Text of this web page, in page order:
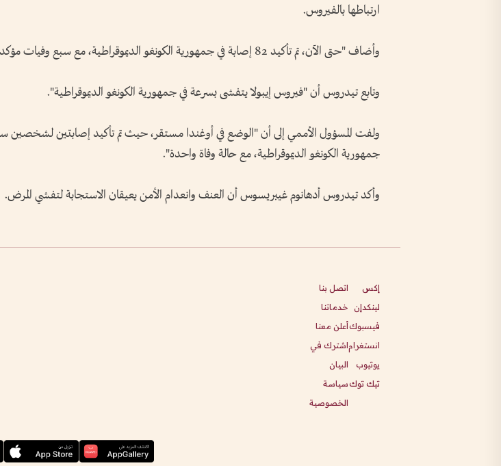
ارتباطها بالفيروس.
وأضاف "حتى الآن، تم تأكيد 82 إصابة في جمهورية الكونغو الديموقراطية، مع سبع وفيات مؤكدة".
وتابع تيدروس أن "فيروس إيبولا يتفشى بسرعة في جمهورية الكونغو الديموقراطية".
ولفت المسؤول الأممي إلى أن "الوضع في أوغندا مستقر، حيث تم تأكيد إصابتين لشخصين
جمهورية الكونغو الديموقراطية، مع حالة وفاة واحدة".
وأكد تيدروس أدهانوم غيبريسوس أن العنف وانعدام الأمن يعيقان الاستجابة لتفشي المرض.
إكس
لينكدإن
فيسبوك
انستغرام
يوتيوب
تيك توك
اتصل بنا
خدماتنا
أعلن معنا
اشترك في
البيان
سياسة
الخصوصية